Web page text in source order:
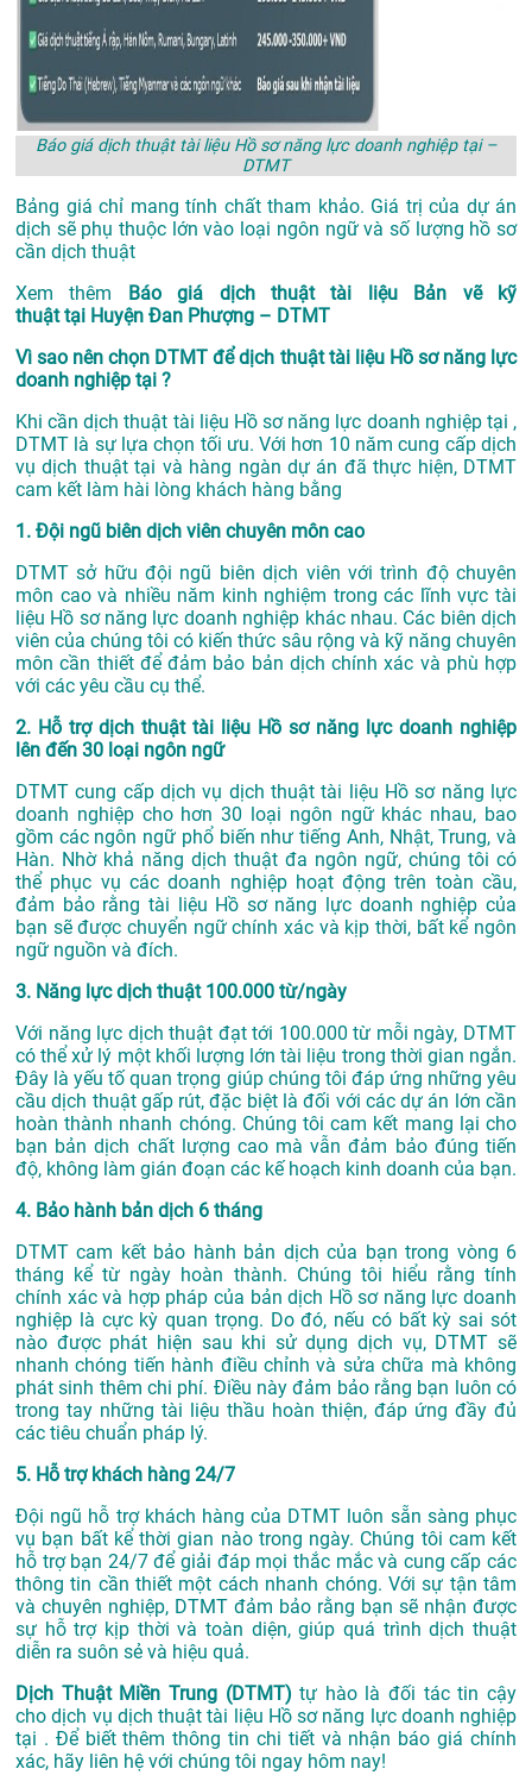
Báo giá dịch thuật tài liệu Hồ sơ năng lực doanh nghiệp tại –
DTMT
Bảng giá chỉ mang tính chất tham khảo. Giá trị của dự án
dịch sẽ phụ thuộc lớn vào loại ngôn ngữ và số lượng hồ sơ
cần dịch thuật
Xem thêm
Báo giá dịch thuật tài liệu Bản vẽ kỹ
thuật tại Huyện Đan Phượng – DTMT
Vì sao nên chọn DTMT để dịch thuật tài liệu Hồ sơ năng lực
doanh nghiệp tại ?
Khi cần dịch thuật tài liệu Hồ sơ năng lực doanh nghiệp tại ,
DTMT là sự lựa chọn tối ưu. Với hơn 10 năm cung cấp dịch
vụdịch thuật tại và hàng ngàn dự án đã thực hiện, DTMT
cam kết làm hài lòng khách hàng bằng
1. Đội ngũ biên dịch viên chuyên môn cao
DTMT sở hữu đội ngũ biên dịch viên với trình độ chuyên
môn cao và nhiều năm kinh nghiệm trong các lĩnh vực tài
liệu Hồ sơ năng lực doanh nghiệp khác nhau. Các biên dịch
viên của chúng tôi có kiến thức sâu rộng và kỹ năng chuyên
môn cần thiết để đảm bảo bản dịch chính xác và phù hợp
với các yêu cầu cụ thể.
2. Hỗ trợ dịch thuật tài liệu Hồ sơ năng lực doanh nghiệp
lên đến 30 loại ngôn ngữ
DTMT cung cấp dịch vụ dịch thuật tài liệu Hồ sơ năng lực
doanh nghiệp cho hơn 30 loại ngôn ngữ khác nhau, bao
gồm các ngôn ngữ phổ biến như tiếng Anh, Nhật, Trung, và
Hàn. Nhờ khả năng dịch thuật đa ngôn ngữ, chúng tôi có
thể phục vụ các doanh nghiệp hoạt động trên toàn cầu,
đảm bảo rằng tài liệu Hồ sơ năng lực doanh nghiệp của
bạn sẽ được chuyển ngữ chính xác và kịp thời, bất kể ngôn
ngữ nguồn và đích.
3. Năng lực dịch thuật 100.000 từ/ngày
Với năng lực dịch thuật đạt tới 100.000 từ mỗi ngày, DTMT
có thể xử lý một khối lượng lớn tài liệu trong thời gian ngắn.
Đây là yếu tố quan trọng giúp chúng tôi đáp ứng những yêu
cầu dịch thuật gấp rút, đặc biệt là đối với các dự án lớn cần
hoàn thành nhanh chóng. Chúng tôi cam kết mang lại cho
bạn bản dịch chất lượng cao mà vẫn đảm bảo đúng tiến
độ, không làm gián đoạn các kế hoạch kinh doanh của bạn.
4. Bảo hành bản dịch 6 tháng
DTMT cam kết bảo hành bản dịch của bạn trong vòng 6
tháng kể từ ngày hoàn thành. Chúng tôi hiểu rằng tính
chính xác và hợp pháp của bản dịch Hồ sơ năng lực doanh
nghiệp là cực kỳ quan trọng. Do đó, nếu có bất kỳ sai sót
nào được phát hiện sau khi sử dụng dịch vụ, DTMT sẽ
nhanh chóng tiến hành điều chỉnh và sửa chữa mà không
phát sinh thêm chi phí. Điều này đảm bảo rằng bạn luôn có
trong tay những tài liệu thầu hoàn thiện, đáp ứng đầy đủ
các tiêu chuẩn pháp lý.
5. Hỗ trợ khách hàng 24/7
Đội ngũ hỗ trợ khách hàng của DTMT luôn sẵn sàng phục
vụ bạn bất kể thời gian nào trong ngày. Chúng tôi cam kết
hỗ trợ bạn 24/7 để giải đáp mọi thắc mắc và cung cấp các
thông tin cần thiết một cách nhanh chóng. Với sự tận tâm
và chuyên nghiệp, DTMT đảm bảo rằng bạn sẽ nhận được
sự hỗ trợ kịp thời và toàn diện, giúp quá trình dịch thuật
diễn ra suôn sẻ và hiệu quả.
Dịch Thuật Miền Trung (DTMT) tự hào là đối tác tin cậy
cho dịch vụ dịch thuật tài liệu Hồ sơ năng lực doanh nghiệp
tại . Để biết thêm thông tin chi tiết và nhận báo giá chính
xác, hãy liên hệ với chúng tôi ngay hôm nay!